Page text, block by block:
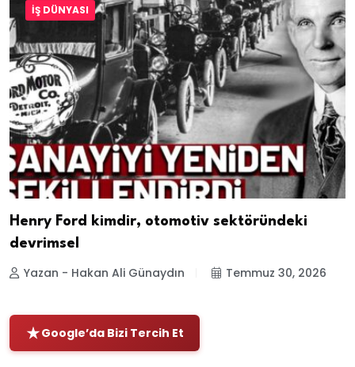
İŞ DÜNYASI
Henry Ford kimdir, otomotiv sektöründeki
devrimsel
Yazan - Hakan Ali Günaydın Temmuz 30, 2026
Google’da Bizi Tercih Et